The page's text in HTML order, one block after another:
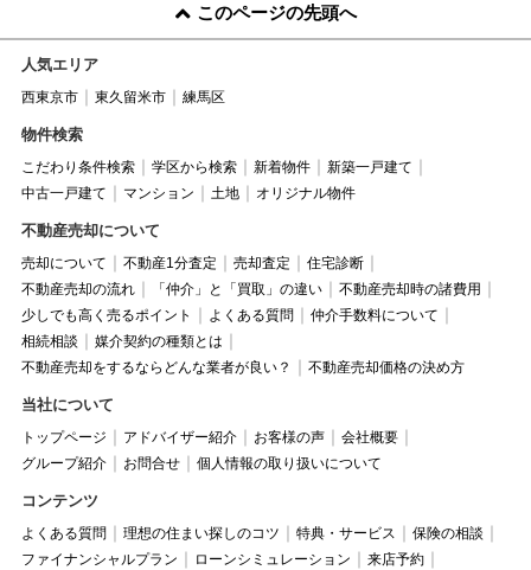
このページの先頭へ
人気エリア
西東京市 東久留米市 練馬区
物件検索
こだわり条件検索 学区から検索 新着物件
新築一戸建て
中古一戸建て
マンション 土地 オリジナル物件
不動産売却について
売却について 不動産1分査定 売却査定
住宅診断
不動産売却の流れ
「仲介」と「買取」の違い
不動産売却時の諸費用
少しでも高く売るポイント
よくある質問
仲介手数料について
相続相談
媒介契約の種類とは
不動産売却をするならどんな業者が良い？
不動産売却価格の決め方
当社について
トップページ アドバイザー紹介 お客様の声
会社概要
グループ紹介
お問合せ 個人情報の取り扱いについて
コンテンツ
よくある質問 理想の住まい探しのコツ 特典・サービス
保険の相談
ファイナンシャルプラン
ローンシミュレーション
来店予約